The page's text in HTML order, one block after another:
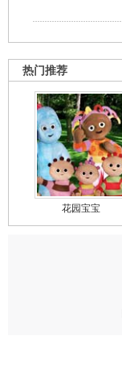
热门推荐
花园宝宝